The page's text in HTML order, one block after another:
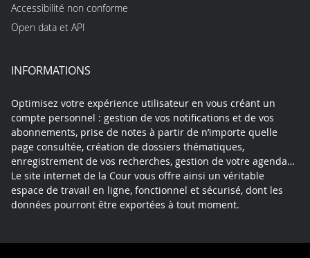
Accessibilité non conforme
Open data et API
INFORMATIONS
Optimisez votre expérience utilisateur en vous créant un
compte personnel : gestion de vos notifications et de vos
abonnements, prise de notes à partir de n’importe quelle
page consultée, création de dossiers thématiques,
enregistrement de vos recherches, gestion de votre agenda…
Le site internet de la Cour vous offre ainsi un véritable
espace de travail en ligne, fonctionnel et sécurisé, dont les
données pourront être exportées à tout moment.